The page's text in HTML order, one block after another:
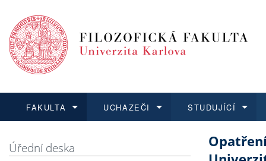
FAKULTA
Struktura
UCHAZEČI
Co
STUDUJÍCÍ
O vědě a
Aktuální
Úřední deska